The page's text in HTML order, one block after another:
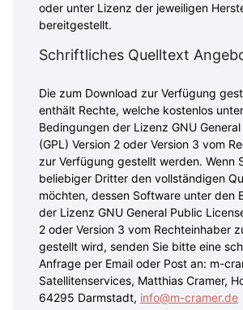
oder unter Lizenz der jeweiligen
bereitgestellt.
Schriftliches Quelltext
Die zum Download zur Verfügung
enthält Rechte, welche kostenlos
Bedingungen der Lizenz GNU
(GPL) Version 2 oder Version 3 vom
zur Verfügung gestellt werden. Wenn
beliebiger Dritter den vollständigen
möchten, dessen Software unter den
der Lizenz GNU General Public
2 oder Version 3 vom Rechteinhaber
gestellt wird, senden Sie bitte eine
Anfrage per Email oder Post an: m-
Satellitenservices, Matthias Cramer,
64295 Darmstadt, info@m-cramer.de